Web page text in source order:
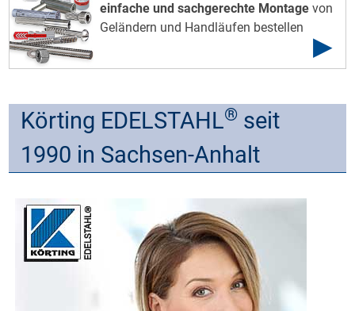
einfache und sachgerechte Montage von
Geländern und Handläufen bestellen
Körting EDELSTAHL®seit
1990 in Sachsen-Anhalt